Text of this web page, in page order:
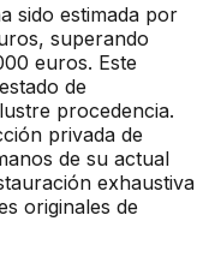
sido estimada por
superando
euros. Este
de
procedencia.
privada de
de su actual
exhaustiva
originales de